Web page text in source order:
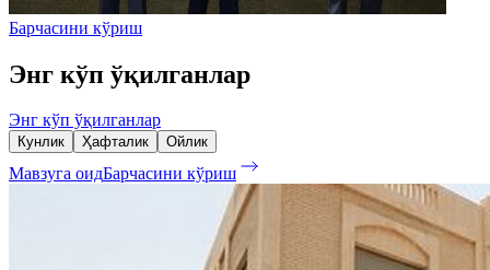
Барчасини кўриш
Энг кўп ўқилганлар
Энг кўп ўқилганлар
Кунлик Ҳафталик Ойлик
Мавзуга оидБарчасини кўриш